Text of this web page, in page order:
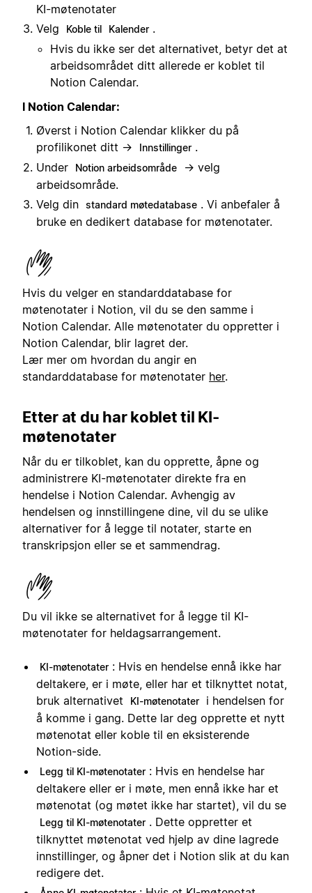
KI-møtenotater
Velg
Koble til Kalender .
Hvis du ikke ser det alternativet, betyr det at
arbeidsområdet ditt allerede er koblet til
Notion Calendar.
I Notion Calendar:
Øverst i Notion Calendar klikker du på
profilikonet ditt →
Innstillinger .
Under
Notion arbeidsområde
→ velg
arbeidsområde.
Velg din standard møtedatabase . Vi anbefaler å
bruke en dedikert database for møtenotater.
Hvis du velger en standarddatabase for
møtenotater i Notion, vil du se den samme i
Notion Calendar. Alle møtenotater du oppretter i
Notion Calendar, blir lagret der.
Lær mer om hvordan du angir en
standarddatabase for møtenotater her.
Etter at du har koblet til KI-
møtenotater
Når du er tilkoblet, kan du opprette, åpne og
administrere KI-møtenotater direkte fra en
hendelse i Notion Calendar. Avhengig av
hendelsen og innstillingene dine, vil du se ulike
alternativer for å legge til notater, starte en
transkripsjon eller se et sammendrag.
Du vil ikke se alternativet for å legge til KI-
møtenotater for heldagsarrangement.
KI-møtenotater : Hvis en hendelse ennå ikke har
deltakere, er i møte, eller har et tilknyttet notat,
bruk alternativet
KI-møtenotater
i hendelsen for
å komme i gang. Dette lar deg opprette et nytt
møtenotat eller koble til en eksisterende
Notion-side.
Legg til KI-møtenotater : Hvis en hendelse har
deltakere eller er i møte, men ennå ikke har et
møtenotat (og møtet ikke har startet), vil du se
Legg til KI-møtenotater . Dette oppretter et
tilknyttet møtenotat ved hjelp av dine lagrede
innstillinger, og åpner det i Notion slik at du kan
redigere det.